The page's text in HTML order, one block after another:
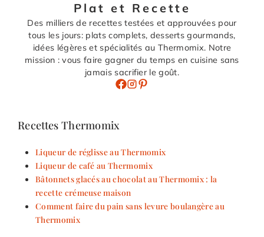
Plat et Recette
Des milliers de recettes testées et approuvées pour
tous les jours: plats complets, desserts gourmands,
idées légères et spécialités au Thermomix. Notre
mission : vous faire gagner du temps en cuisine sans
jamais sacrifier le goût.
Recettes Thermomix
Liqueur de réglisse au Thermomix
Liqueur de café au Thermomix
Bâtonnets glacés au chocolat au Thermomix : la
recette crémeuse maison
Comment faire du pain sans levure boulangère au
Thermomix